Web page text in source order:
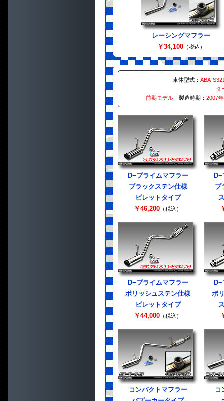
レーシングマフラー
￥34,100（税込）
車体型式： ABA-
タ
前期モデル｜製造時期： 2007
D−プライムマフラー
ブラックステン仕様
ビレットタイプ
￥46,200 （税込）
ブ
D−プライムマフラー
ポリッシュステン仕様
ビレットタイプ
￥44,000 （税込）
ポ
コンパクトマフラー
コ